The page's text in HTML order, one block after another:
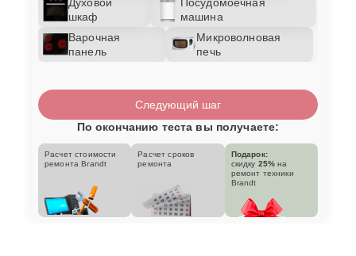
шкаф
машина
Варочная
панель
Микроволновая
печь
Следующий шаг
По окончанию теста вы получаете:
Расчет стоимости
ремонта Brandt
Расчет сроков
ремонта
Подарок:
скидку 25% на
ремонт техники
Brandt